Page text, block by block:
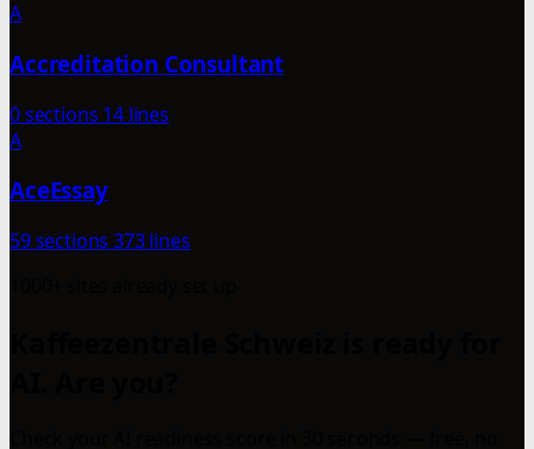
A
Accreditation Consultant
0 sections 14 lines
A
AceEssay
59 sections 373 lines